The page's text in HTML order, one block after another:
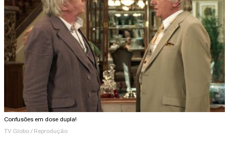
Confusões em dose dupla!
TV Globo / Reprodução